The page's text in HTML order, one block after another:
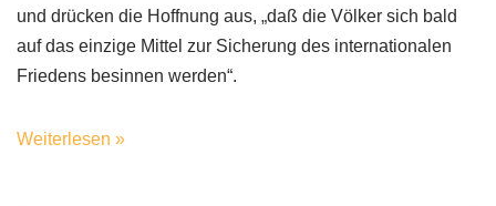
und drücken die Hoffnung aus, „daß die Völker sich bald
auf das einzige Mittel zur Sicherung des internationalen
Friedens besinnen werden“.
Weiterlesen »